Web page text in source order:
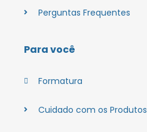
Perguntas Frequentes
Para você
Formatura
Cuidado com os Produtos